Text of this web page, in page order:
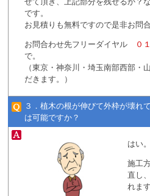
です。
お見積りも無料ですので是非お問
お問合わせ先フリーダイヤル ０
で。
（東京・神奈川・埼玉南部西部・
だきます。）
３．植木の根が伸びて外枠が壊れ
は可能ですか？
はい
施工
直し
れます